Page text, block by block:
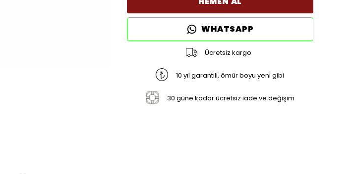
WHATSAPP
Ücretsiz kargo
10 yıl garantili, ömür boyu yeni gibi
30 güne kadar ücretsiz iade ve değişim